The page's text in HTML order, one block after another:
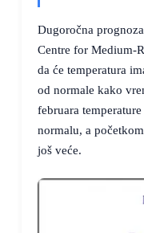
Dugoročna
Centre for Medium-
da će temperatura
od normale kako
februara
normalu, a
još veće.